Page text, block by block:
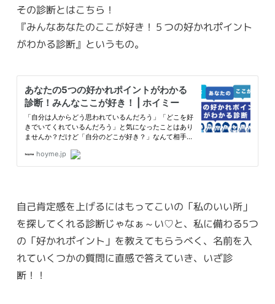
その診断とはこちら！
『みんなあなたのここが好き！５つの好かれポイント
がわかる診断』というもの。
自己肯定感を上げるにはもってこいの「私のいい所」
を探してくれる診断じゃなぁ～い♡と、私に備わる5つ
の「好かれポイント」を教えてもらうべく、名前を入
れていくつかの質問に直感で答えていき、いざ診
断！！